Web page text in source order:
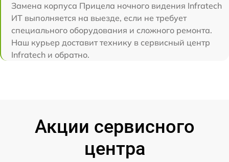
Замена корпуса Прицела ночного видения Infratech
ИТ выполняется на выезде, если не требует
специального оборудования и сложного ремонта.
Наш курьер доставит технику в сервисный центр
Infratech и обратно.
Акции сервисного
центра